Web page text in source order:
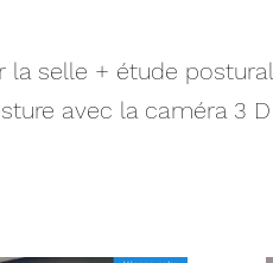
la selle + étude
avec la caméra 3 D